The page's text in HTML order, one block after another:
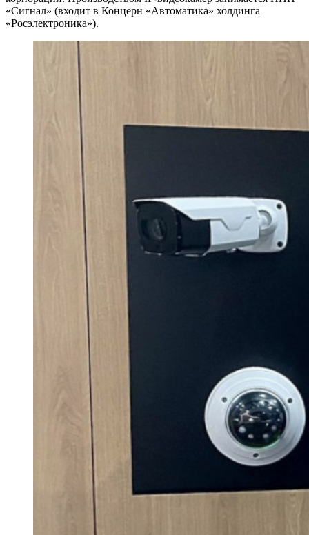
«Сигнал» (входит в Концерн «Автоматика» холдинга
«Росэлектроника»).